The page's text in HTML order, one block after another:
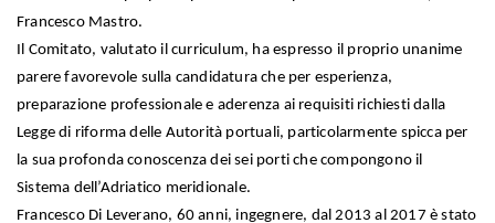
Francesco Mastro.
Il Comitato, valutato il curriculum, ha espresso il proprio unanime
parere favorevole sulla candidatura che per esperienza,
preparazione professionale e aderenza ai requisiti richiesti dalla
Legge di riforma delle Autorità portuali, particolarmente spicca per
la sua profonda conoscenza dei sei porti che compongono il
Sistema dell’Adriatico meridionale.
Francesco Di Leverano, 60 anni, ingegnere, dal 2013 al 2017 è stato